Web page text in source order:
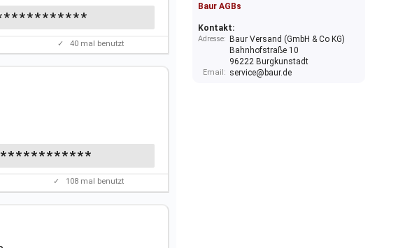
✓40 mal benutzt
✓ 108 mal benutzt
Baur AGBs
Kontakt:
Adresse: Baur Versand (GmbH & Co KG)
Bahnhofstraße 10
96222 Burgkunstadt
Email: service@baur.de